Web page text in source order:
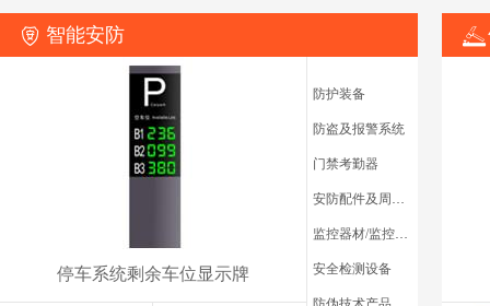
智能安防
停车系统剩余车位显示牌
防护装备
防盗及报警系统
门禁考勤器
安防配件及周边器材
监控器材/监控系统
安全检测设备